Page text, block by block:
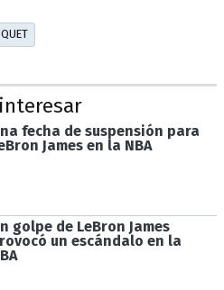
fecha de suspensión para
James en la NBA
golpe de LeBron James
un escándalo en la